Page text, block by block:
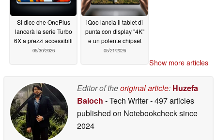
Si dice che OnePlus
lancerà la serie Turbo
6X a prezzi accessibili
05/30/2026
iQoo lancia il tablet di
punta con display "4K"
e un potente chipset
05/21/2026
Show more articles
Editor of theoriginal article: Huzefa
Baloch - Tech Writer- 497 articles
published on Notebookchecksince
2024